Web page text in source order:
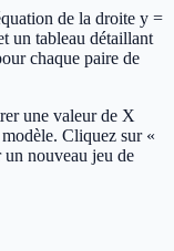
de la droite y =
un tableau détaillant
chaque paire de
une valeur de X
Cliquez sur «
nouveau jeu de